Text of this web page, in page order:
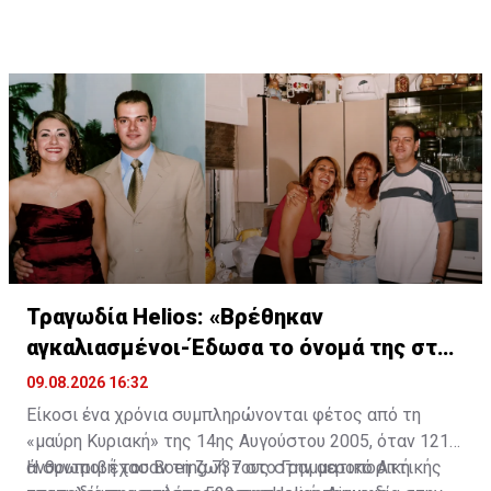
Τραγωδία Helios: «Βρέθηκαν
αγκαλιασμένοι-Έδωσα το όνομά της στην
κόρη μου»
09.08.2026 16:32
Είκοσι ένα χρόνια συμπληρώνονται φέτος από τη
«μαύρη Κυριακή» της 14ης Αυγούστου 2005, όταν 121
άνθρωποι έχασαν τη ζωή τους στην αεροπορική
Η συντριβή του Boeing 737 στο Γραμματικό Αττικής